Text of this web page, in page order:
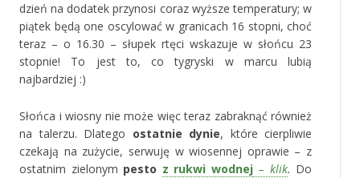
dzień na dodatek przynosi coraz wyższe temperatury; w
piątek będą one oscylować w granicach 16 stopni, choć
teraz – o 16.30 – słupek rtęci wskazuje w słońcu 23
stopnie! To jest to, co tygryski w marcu lubią
najbardziej :)
Słońca i wiosny nie może więc teraz zabraknąć również
na talerzu. Dlatego ostatnie dynie, które cierpliwie
czekają na zużycie, serwuję w wiosennej oprawie – z
ostatnim zielonym pesto z rukwi wodnej – klik. Do